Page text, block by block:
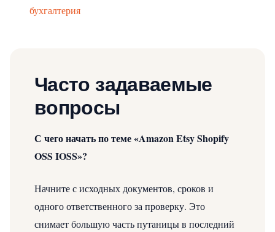
бухгалтерия
Часто задаваемые
вопросы
С чего начать по теме «Amazon Etsy Shopify
OSS IOSS»?
Начните с исходных документов, сроков и
одного ответственного за проверку. Это
снимает большую часть путаницы в последний